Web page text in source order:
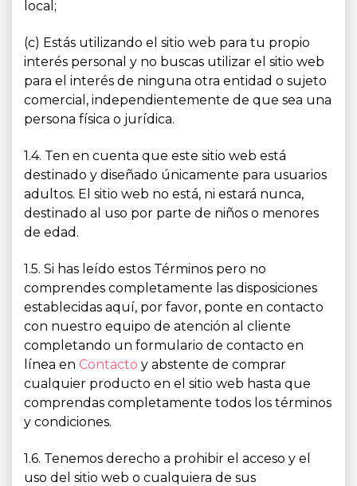
local;
(c) Estás utilizando el sitio web para tu propio
interés personal y no buscas utilizar el sitio web
para el interés de ninguna otra entidad o sujeto
comercial, independientemente de que sea una
persona física o jurídica.
1.4. Ten en cuenta que este sitio web está
destinado y diseñado únicamente para usuarios
adultos. El sitio web no está, ni estará nunca,
destinado al uso por parte de niños o menores
de edad.
1.5. Si has leído estos Términos pero no
comprendes completamente las disposiciones
establecidas aquí, por favor, ponte en contacto
con nuestro equipo de atención al cliente
completando un formulario de contacto en
línea en Contacto y abstente de comprar
cualquier producto en el sitio web hasta que
comprendas completamente todos los términos
y condiciones.
1.6. Tenemos derecho a prohibir el acceso y el
uso del sitio web o cualquiera de sus